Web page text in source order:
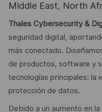
Middle East, North
Thales Cybersecurity &
seguridad digital,
más conectado.
de productos, software y
tecnologías principales: la
protección de datos.
Debido a un aumento en